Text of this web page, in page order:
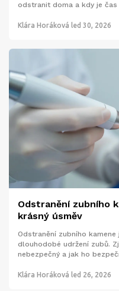
odstranit doma a kdy je
Klára Horáková led 30, 2026
Odstranění zubního
krásný úsměv
Odstranění zubního
dlouhodobé udržení zubů.
nebezpečný a jak ho
Klára Horáková led 26, 2026